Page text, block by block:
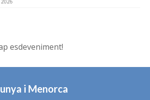
esdeveniment!
i Menorca